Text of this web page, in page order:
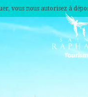
vous nous autorisez à